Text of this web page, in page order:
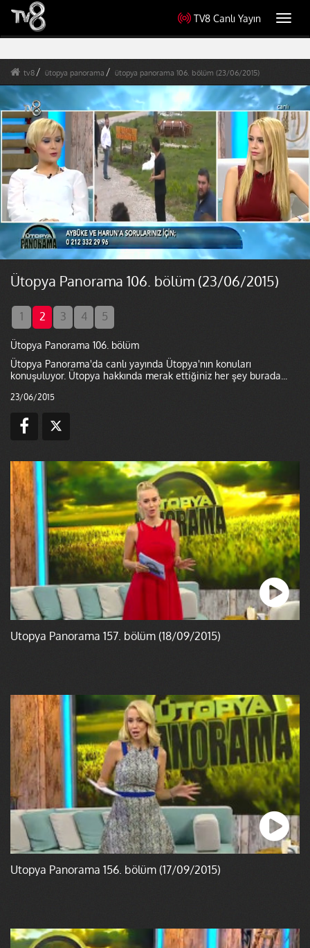
TV8 Canlı Yayın
tv8 ütopya panorama ütopya panorama 106. bölüm (23/06/2015)
Ütopya Panorama 106. bölüm (23/06/2015)
1 2 3 4 5
Ütopya Panorama 106. bölüm
Ütopya Panorama'da canlı yayında Ütopya'nın konuları
konuşuluyor. Ütopya hakkında merak ettiğiniz her şey burada...
23/06/2015
Ütopya Panorama 157. bölüm (18/09/2015)
Ütopya Panorama 156. bölüm (17/09/2015)